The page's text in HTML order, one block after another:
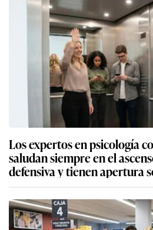
Los expertos en psicología
saludan siempre en el
defensiva y tienen apertura